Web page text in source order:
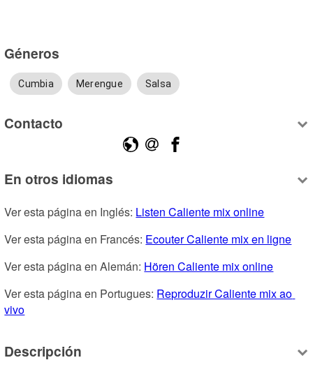
Géneros
Cumbia Merengue Salsa
Contacto
En otros idiomas
Ver esta página en Inglés: Listen Caliente mix online
Ver esta página en Francés: Ecouter Caliente mix en ligne
Ver esta página en Alemán: Hören Caliente mix online
Ver esta página en Portugues: Reproduzir Caliente mix ao
vivo
Descripción